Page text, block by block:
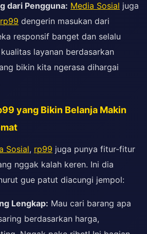
dari Pengguna: Media Sosial juga
rp99 dengerin masukan dari
responsif banget dan selalu
layanan berdasarkan
bikin kita ngerasa dihargai
yang Bikin Belanja Makin
Sosial, rp99 juga punya fitur-fitur
nggak kalah keren. Ini dia
gue patut diacungi jempol:
Lengkap: Mau cari barang apa
berdasarkan harga,